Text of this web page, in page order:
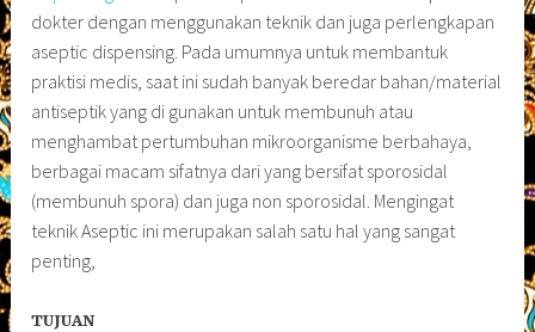
dokter dengan menggunakan teknik dan juga perlengkapan
aseptic dispensing. Pada umumnya untuk membantuk
praktisi medis, saat ini sudah banyak beredar bahan/material
antiseptik yang di gunakan untuk membunuh atau
menghambat pertumbuhan mikroorganisme berbahaya,
berbagai macam sifatnya dari yang bersifat sporosidal
(membunuh spora) dan juga non sporosidal. Mengingat
teknik Aseptic ini merupakan salah satu hal yang sangat
penting,
TUJUAN